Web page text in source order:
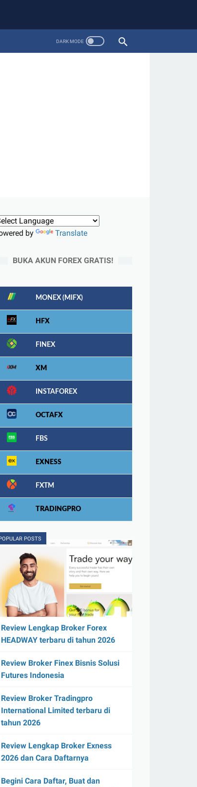
by Translate
BUKA AKUN FOREX GRATIS!
MONEX (MIFX)
HFX
FINEX
XM
INSTAFOREX
OCTAFX
FBS
EXNESS
FXTM
TRADINGPRO
POSTS
Review Lengkap Broker Forex
HEADWAY terbaru di tahun 2026
Review Broker Finex Bisnis Solusi
Futures Indonesia
Review Broker Tradingpro
International Limited terbaru di
tahun 2026
Review Lengkap Broker Exness
2026 dan Cara Daftarnya
Begini Cara Daftar, Buat dan